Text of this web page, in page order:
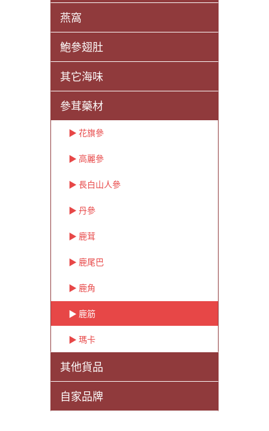
燕窩
鮑參翅肚
其它海味
參茸藥材
▶ ︎花旗參
▶ ︎高麗參
▶ ︎長白山人參
▶ ︎丹參
▶ ︎鹿茸
▶ ︎鹿尾巴
▶ ︎鹿角
▶ ︎鹿筋
▶ ︎瑪卡
其他貨品
自家品牌